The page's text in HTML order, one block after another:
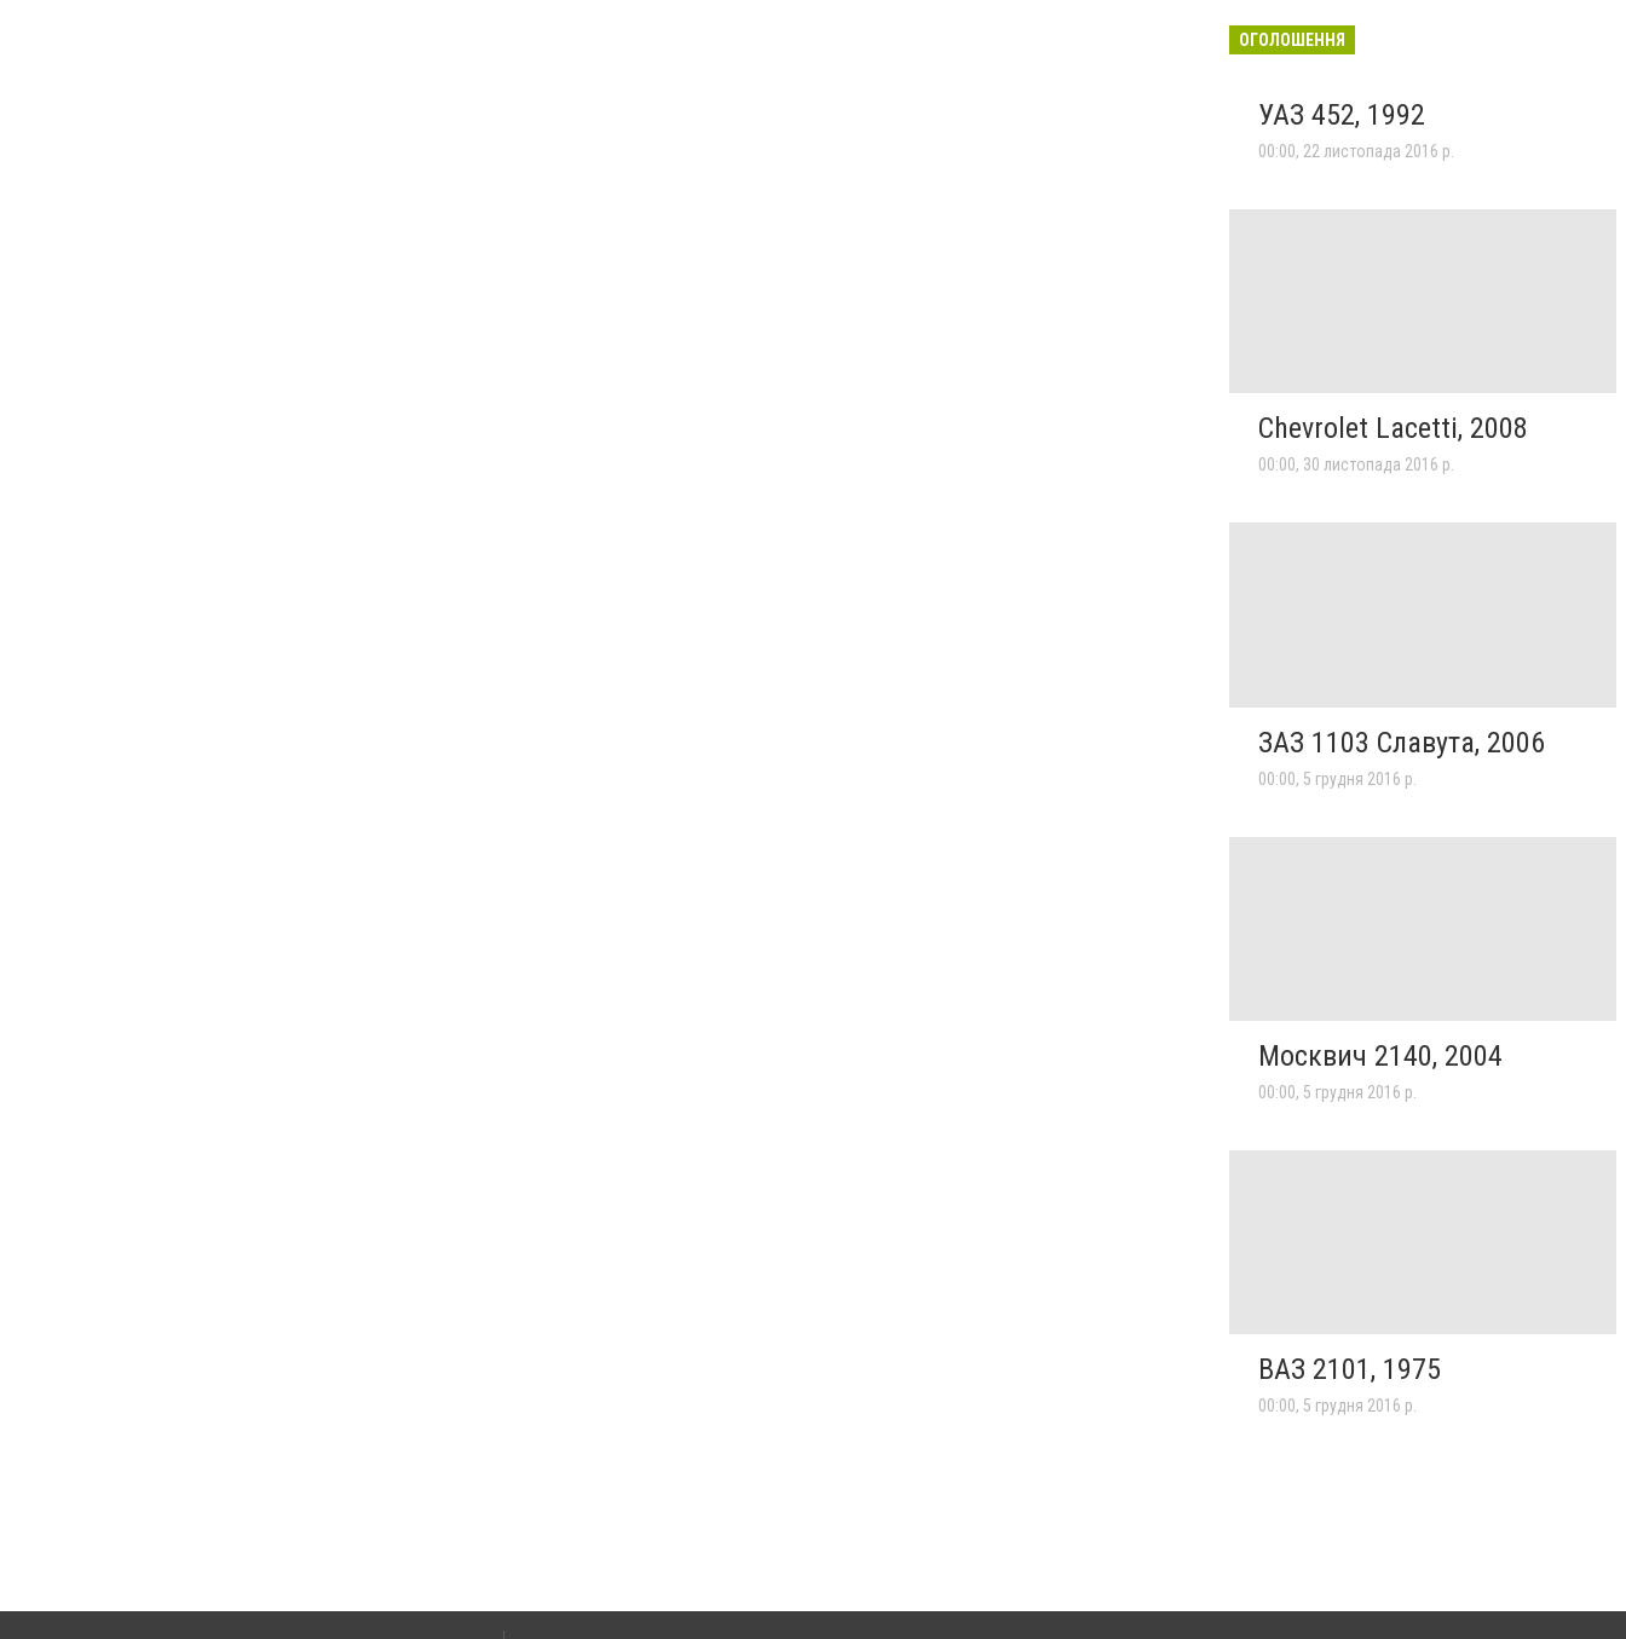
ОГОЛОШЕННЯ
УАЗ 452, 1992
00:00, 22 листопада 2016 р.
Chevrolet Lacetti, 2008
00:00, 30 листопада 2016 р.
ЗАЗ 1103 Славута, 2006
00:00, 5 грудня 2016 р.
Москвич 2140, 2004
00:00, 5 грудня 2016 р.
ВАЗ 2101, 1975
00:00, 5 грудня 2016 р.